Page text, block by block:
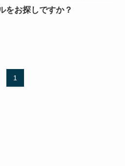
をお探しですか？
1